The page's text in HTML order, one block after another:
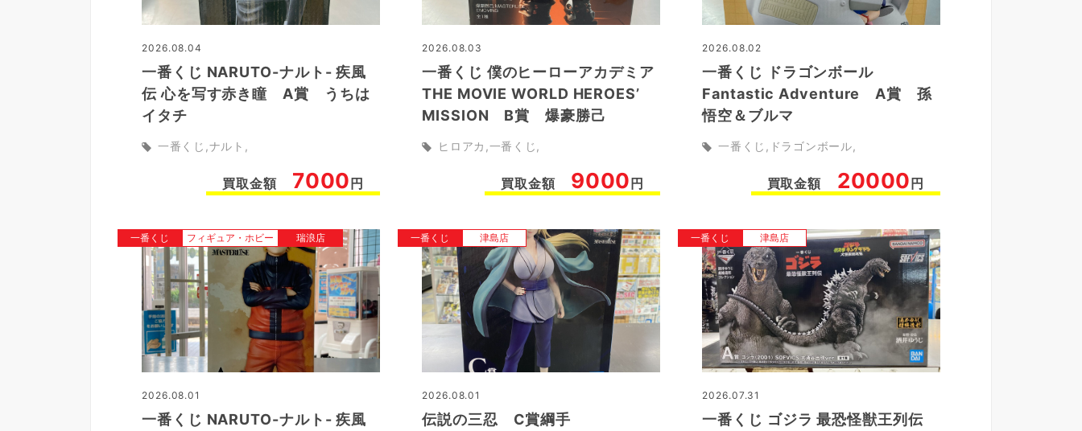
2026.08.04
一番くじ NARUTO-ナルト- 疾風
伝 心を写す赤き瞳 A賞 うちは
イタチ
一番くじ ナルト
買取金額 7000 円
2026.08.03
一番くじ 僕のヒーローアカデミア
THE MOVIE WORLD HEROES’
MISSION B賞 爆豪勝己
ヒロアカ 一番くじ
買取金額 9000 円
2026.08.02
一番くじ ドラゴンボール
Fantastic Adventure A賞 孫
悟空＆ブルマ
一番くじ ドラゴンボール
買取金額 20000 円
一番くじ フィギュア・ホビー 瑞浪店
2026.08.01
一番くじ NARUTO-ナルト- 疾風
一番くじ 津島店
2026.08.01
伝説の三忍 C賞綱手
一番くじ 津島店
2026.07.31
一番くじ ゴジラ 最恐怪獣王列伝